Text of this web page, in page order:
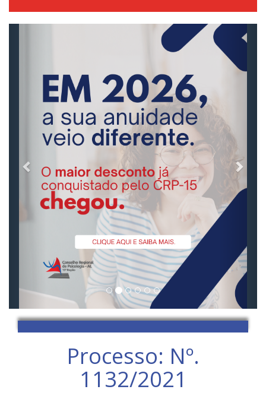
Processo: Nº.
1132/2021